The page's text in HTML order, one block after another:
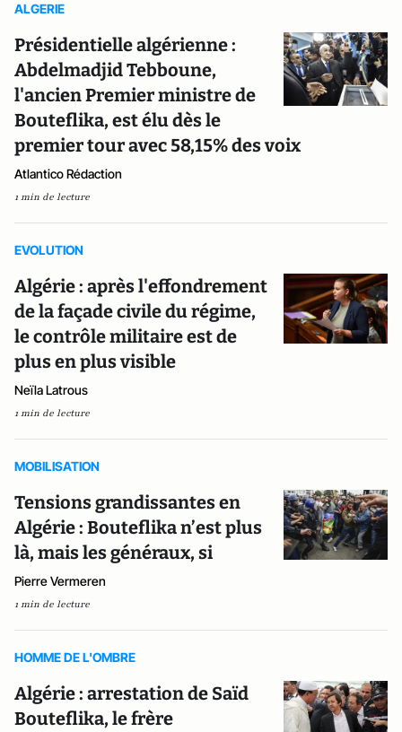
ALGERIE
Présidentielle algérienne :
Abdelmadjid Tebboune,
l'ancien Premier ministre de
Bouteflika, est élu dès le
premier tour avec 58,15% des voix
Atlantico Rédaction
1 min de lecture
EVOLUTION
Algérie : après l'effondrement
de la façade civile du régime,
le contrôle militaire est de
plus en plus visible
Neïla Latrous
1 min de lecture
MOBILISATION
Tensions grandissantes en
Algérie : Bouteflika n’est plus
là, mais les généraux, si
Pierre Vermeren
1 min de lecture
HOMME DE L'OMBRE
Algérie : arrestation de Saïd
Bouteflika, le frère